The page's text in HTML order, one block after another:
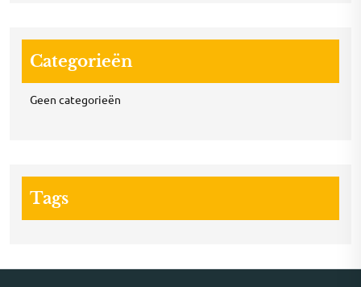
Categorieën
Geen categorieën
Tags